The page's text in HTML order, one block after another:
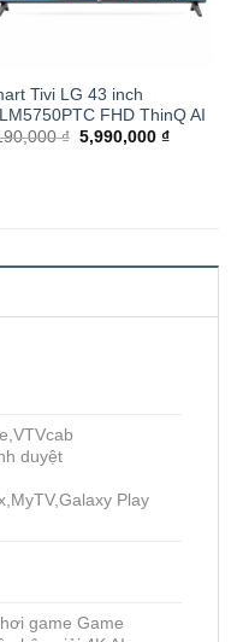
Tivi LG 43 inch
FHD ThinQ AI
₫ 5,990,000 ₫
duyệt
Play
game Game